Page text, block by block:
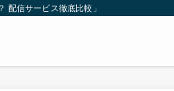
配信サービス徹底比較」